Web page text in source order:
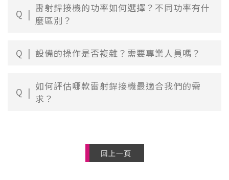
Q
雷射銲接機的功率如何選擇？不同功率有什
麼區別？
Q 設備的操作是否複雜？需要專業人員嗎？
Q
如何評估哪款雷射銲接機最適合我們的需
求？
回上一頁